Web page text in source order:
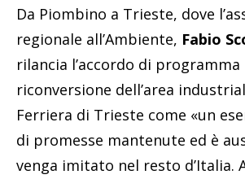
Da Piombino a Trieste, dove
regionale all’Ambiente, Fabio
rilancia l’accordo di programma
riconversione dell’area
Ferriera di Trieste come «un
di promesse mantenute ed è
venga imitato nel resto d’Italia.